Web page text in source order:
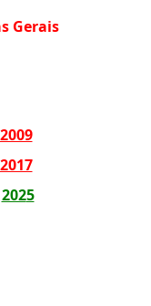
Gerais
2009
2017
2025